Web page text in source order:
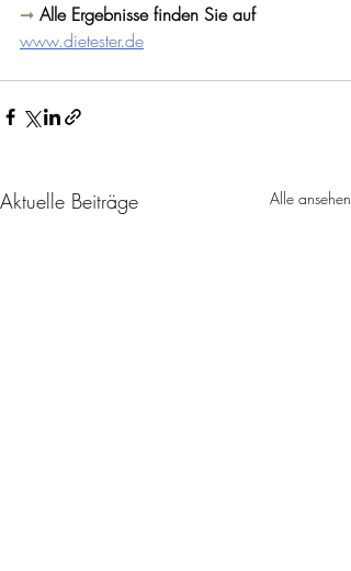
➞ Alle Ergebnisse finden Sie auf
www.dietester.de
Aktuelle Beiträge Alle ansehen